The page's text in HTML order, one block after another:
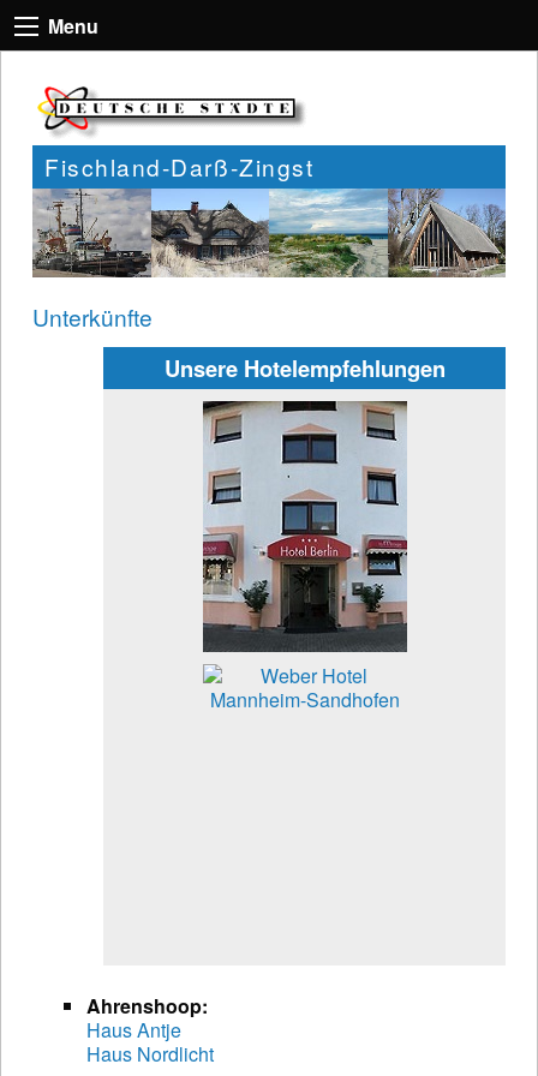
Menu
Fischland-Darß-Zingst
Unterkünfte
Unsere Hotelempfehlungen
Ahrenshoop:
Haus Antje
Haus Nordlicht